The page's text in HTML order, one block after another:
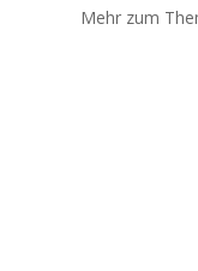
Mehr zum